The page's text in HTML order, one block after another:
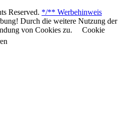
Reserved. */** Werbehinweis
Durch die weitere Nutzung der
von Cookies zu.
Cookie